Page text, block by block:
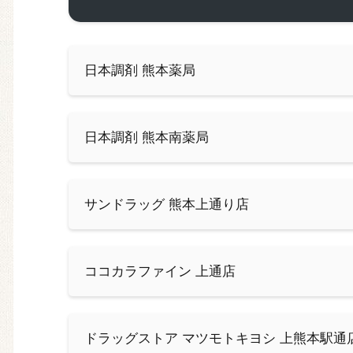
日本調剤 熊本薬局
日本調剤 熊本南薬局
サンドラッグ 熊本上通り店
ココカラファイン 上通店
ドラッグストア マツモトキヨシ 上熊本駅通